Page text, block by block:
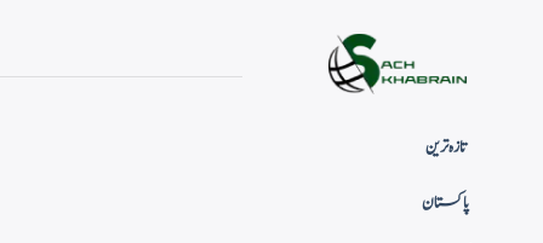
تازہ ترین
پاکستان